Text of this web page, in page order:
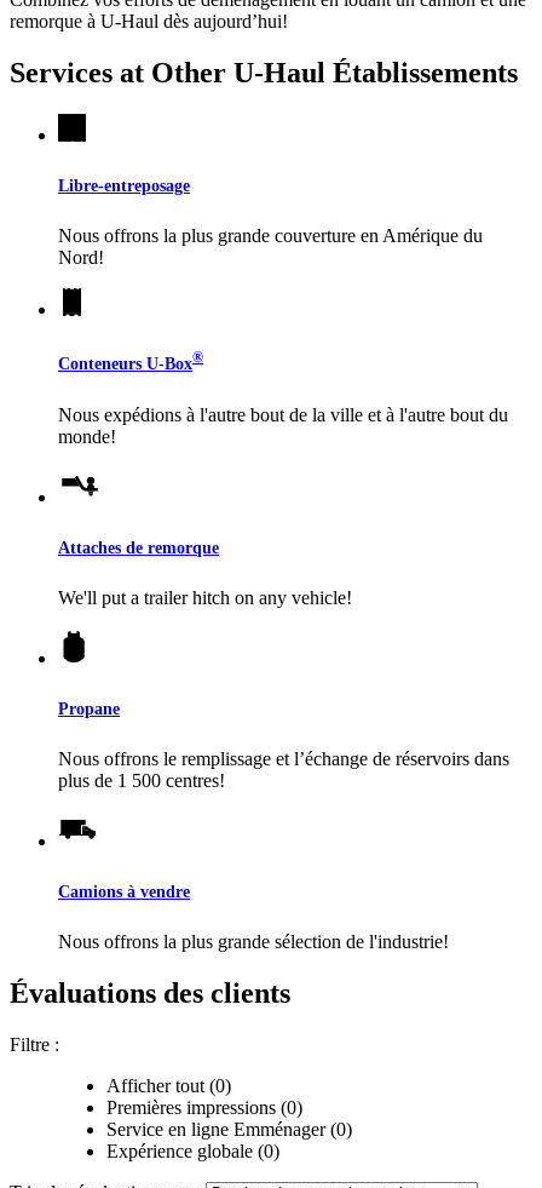
remorque à U-Haul dès aujourd’hui!
Services at Other U-Haul Établissements
Libre-entreposage
Nous offrons la plus grande couverture en Amérique du
Nord!
Conteneurs U-Box®
Nous expédions à l'autre bout de la ville et à l'autre bout du
monde!
Attaches de remorque
We'll put a trailer hitch on any vehicle!
Propane
Nous offrons le remplissage et l’échange de réservoirs dans
plus de 1 500 centres!
Camions à vendre
Nous offrons la plus grande sélection de l'industrie!
Évaluations des clients
Filtre :
Afficher tout (0)
Premières impressions (0)
Service en ligne Emménager (0)
Expérience globale (0)